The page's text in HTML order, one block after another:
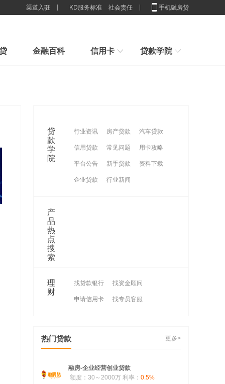
渠道入驻 KD服务标准 社会责任 手机融房贷
重磅官宣！消费贷贴息来了，9
金融百科 信用卡 贷款学院
刚接触贷款要怎么样计算贷款利息
谈一谈这些群体不适合办理消费贷款
贷
款
学
院
行业资讯 房产贷款 汽车贷款
信用贷款 常见问题 用卡攻略
平台公告 新手贷款 资料下载
企业贷款 行业新闻
产
品
热
点
搜
索
理
财
找贷款银行 找资金顾问
申请信用卡 找专员客服
热门贷款 更多>
融房-企业经营创业贷款
额度：30～2000万 利率： 0.5%